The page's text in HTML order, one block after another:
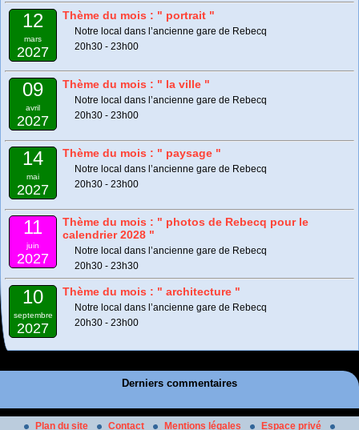
12
mars
2027
Thème du mois : " portrait "
Notre local dans l’ancienne gare de Rebecq
20h30 - 23h00
09
avril
2027
Thème du mois : " la ville "
Notre local dans l’ancienne gare de Rebecq
20h30 - 23h00
14
mai
2027
Thème du mois : " paysage "
Notre local dans l’ancienne gare de Rebecq
20h30 - 23h00
11
juin
2027
Thème du mois : " photos de Rebecq pour le
calendrier 2028 "
Notre local dans l’ancienne gare de Rebecq
20h30 - 23h30
10
septembre
2027
Thème du mois : " architecture "
Notre local dans l’ancienne gare de Rebecq
20h30 - 23h00
Derniers commentaires
Plan du site Contact Mentions légales Espace privé